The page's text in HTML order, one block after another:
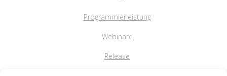
Programmierleistung
Webinare
Release